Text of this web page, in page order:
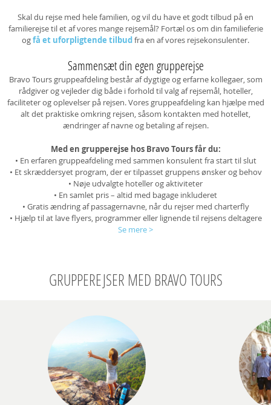
Skal du rejse med hele familien, og vil du have et godt tilbud på en
familierejse til et af vores mange rejsemål? Fortæl os om din familieferie
ogfå et uforpligtende tilbudfra en af vores rejsekonsulenter.
Sammensæt din egen grupperejse
Bravo Tours gruppeafdeling består af dygtige og erfarne kollegaer, som
rådgiver og vejleder dig både i forhold til valg af rejsemål, hoteller,
faciliteter og oplevelser på rejsen. Vores gruppeafdeling kan hjælpe med
alt det praktiske omkring rejsen, såsom kontakten med hotellet,
ændringer af navne og betaling af rejsen.
Med en grupperejse hos Bravo Tours får du:
• En erfaren gruppeafdeling med sammen konsulent fra start til slut
• Et skræddersyet program, der er tilpasset gruppens ønsker og behov
• Nøje udvalgte hoteller og aktiviteter
• En samlet pris – altid med bagage inkluderet
• Gratis ændring af passagernavne, når du rejser med charterfly
• Hjælp til at lave flyers, programmer eller lignende til rejsens deltagere
Se mere>
GRUPPEREJSER MED BRAVO TOURS